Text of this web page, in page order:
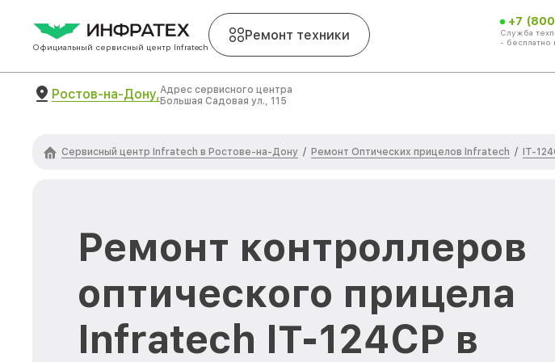
Официальный сервисный центр Infratech
Ремонт техники
+7
Служба
- бесплатно
Ростов-на-Дону,Адрес сервисного центра
Большая Садовая ул., 115
Сервисный центр Infratech в Ростове-на-Дону / Ремонт Оптических прицелов Infratech / IT-
Ремонт контроллеров
оптического прицела
Infratech IT-124CP в